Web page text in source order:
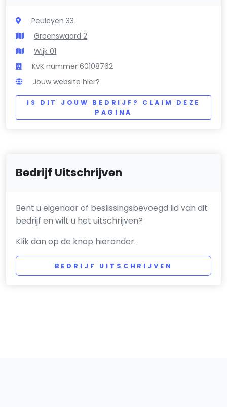
Peuleyen 33
Groenswaard 2
Wijk 01
KvK nummer 60108762
Jouw website hier?
IS DIT JOUW BEDRIJF? CLAIM DEZE
PAGINA
Bedrijf Uitschrijven
Bent u eigenaar of beslissingsbevoegd lid van dit
bedrijf en wilt u het uitschrijven?
Klik dan op de knop hieronder.
BEDRIJF UITSCHRIJVEN